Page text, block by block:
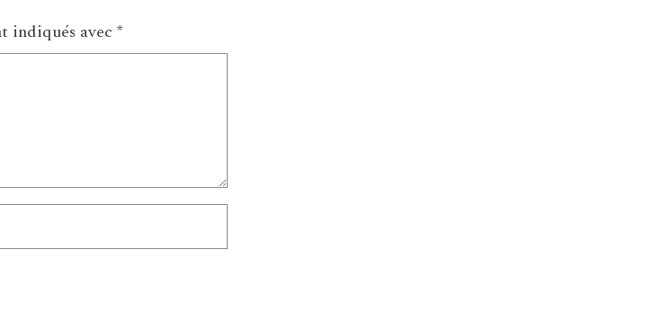
indiqués avec *